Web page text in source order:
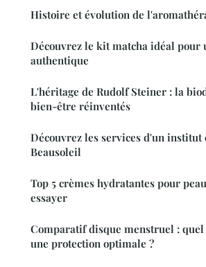
Histoire et évolution de
Découvrez le kit matcha idéal pour
authentique
L'héritage de Rudolf Steiner : la
bien-être réinventés
Découvrez les services d'un institut
Beausoleil
Top 5 crèmes hydratantes pour
essayer
Comparatif disque menstruel :
une protection optimale ?